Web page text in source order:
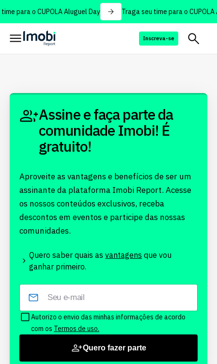
para o CUPOLA Aluguel Day Traga seu time para o CUPOLA
Inscreva-se
Assine e faça parte da
comunidade Imobi! É
gratuito!
Aproveite as vantagens e benefícios de ser um
assinante da plataforma Imobi Report. Acesse
os nossos conteúdos exclusivos, receba
descontos em eventos e participe das nossas
comunidades.
Quero saber quais as vantagens que vou
ganhar primeiro.
Autorizo o envio das minhas informações de acordo
com os Termos de uso.
Quero fazer parte